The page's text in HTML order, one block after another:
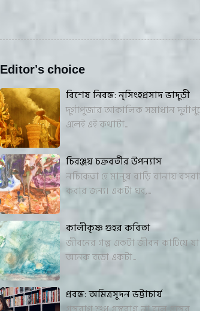
Editor's choice
বিশেষ নিবন্ধ: নৃসিংহপ্রসাদ ভাদুড়ী
দুর্গাপূজার আকালিক সমাধান
এলেই এই কথাটা...
চিরঞ্জয় চক্রবর্তীর উপন্যাস
নচিকেতা হে মানুষ বাড়ি বানায়
করার জন্য। একটা ঘর,...
কালীকৃষ্ণ গুহর কবিতা
জীবনের গল্প একটা জীবন কাটিয়ে
অনেক বড়ো একটা...
প্রবন্ধ: অমিত্রসূদন ভট্টাচার্য